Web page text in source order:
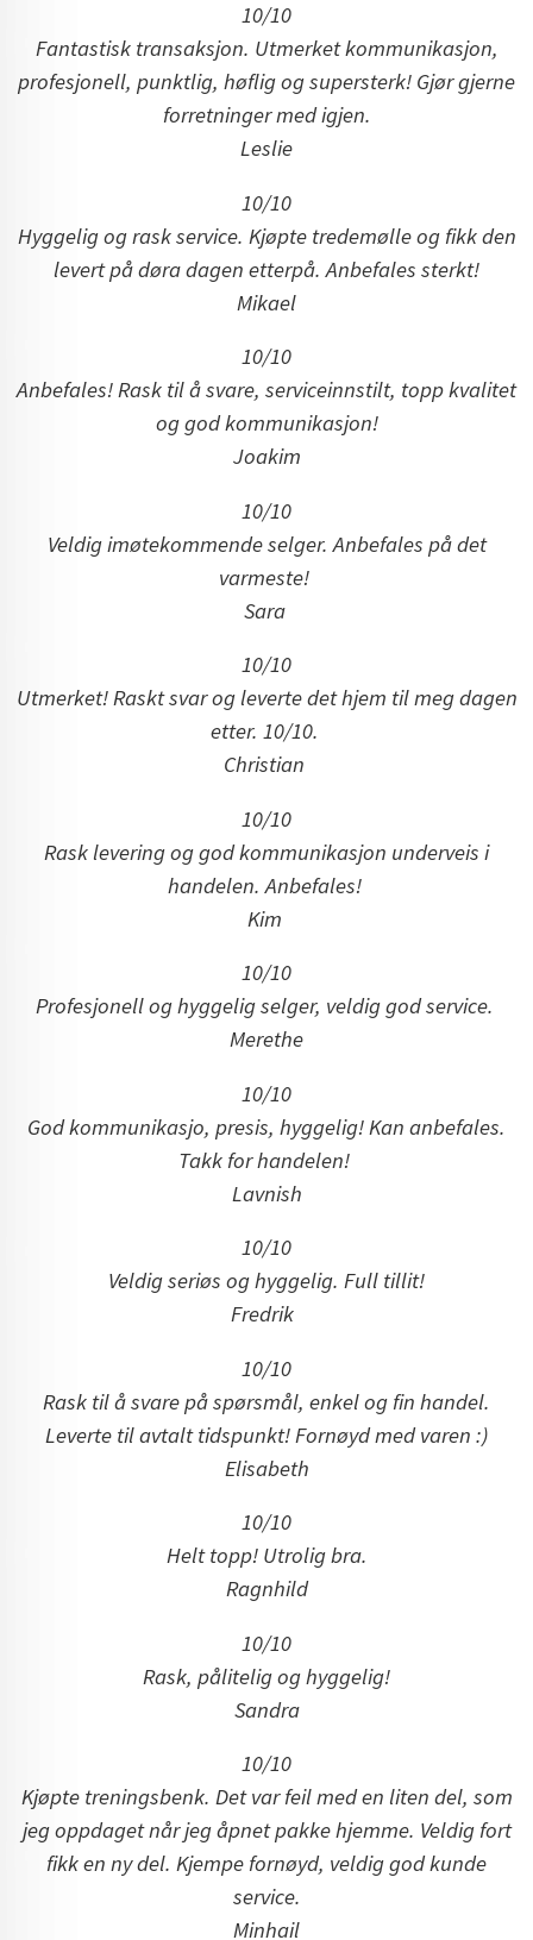
10/10
Fantastisk transaksjon. Utmerket kommunikasjon,
profesjonell, punktlig, høflig og supersterk! Gjør gjerne
forretninger med igjen.
Leslie
10/10
Hyggelig og rask service. Kjøpte tredemølle og fikk den
levert på døra dagen etterpå. Anbefales sterkt!
Mikael
10/10
Anbefales! Rask til å svare, serviceinnstilt, topp kvalitet
og god kommunikasjon!
Joakim
10/10
Veldig imøtekommende selger. Anbefales på det
varmeste!
Sara
10/10
Utmerket! Raskt svar og leverte det hjem til meg dagen
etter. 10/10.
Christian
10/10
Rask levering og god kommunikasjon underveis i
handelen. Anbefales!
Kim
10/10
Profesjonell og hyggelig selger, veldig god service.
Merethe
10/10
God kommunikasjo, presis, hyggelig! Kan anbefales.
Takk for handelen!
Lavnish
10/10
Veldig seriøs og hyggelig. Full tillit!
Fredrik
10/10
Rask til å svare på spørsmål, enkel og fin handel.
Leverte til avtalt tidspunkt! Fornøyd med varen :)
Elisabeth
10/10
Helt topp! Utrolig bra.
Ragnhild
10/10
Rask, pålitelig og hyggelig!
Sandra
10/10
Kjøpte treningsbenk. Det var feil med en liten del, som
jeg oppdaget når jeg åpnet pakke hjemme. Veldig fort
fikk en ny del. Kjempe fornøyd, veldig god kunde
service.
Minhail